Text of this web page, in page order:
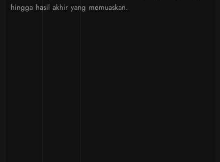
hingga hasil akhir yang memuaskan.